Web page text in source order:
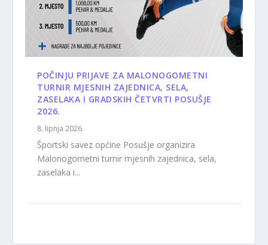
POČINJU PRIJAVE ZA MALONOGOMETNI
TURNIR MJESNIH ZAJEDNICA, SELA,
ZASELAKA I GRADSKIH ČETVRTI POSUŠJE
2026.
8. lipnja 2026.
Športski savez općine Posušje organizira
Malonogometni turnir mjesnih zajednica, sela,
zaselaka i...